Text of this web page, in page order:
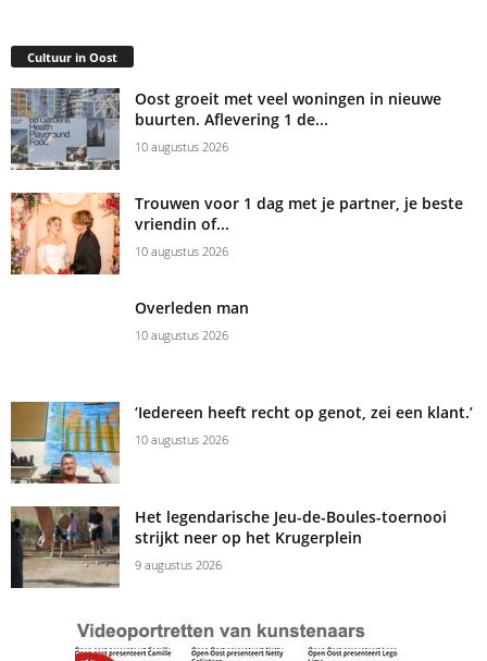
Cultuur in Oost
Oost groeit met veel woningen in nieuwe
buurten. Aflevering 1 de...
10 augustus 2026
Trouwen voor 1 dag met je partner, je beste
vriendin of...
10 augustus 2026
Overleden man
10 augustus 2026
‘Iedereen heeft recht op genot, zei een klant.’
10 augustus 2026
Het legendarische Jeu-de-Boules-toernooi
strijkt neer op het Krugerplein
9 augustus 2026